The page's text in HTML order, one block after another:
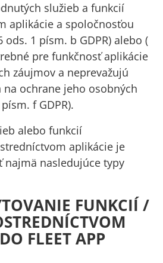
služieb a funkcií
aplikácie a spoločnosťou
ods. 1 písm. b GDPR) alebo (
pre funkčnosť aplikácie
záujmov a neprevažujú
ochrane jeho osobných
f GDPR).
alebo funkcií
aplikácie je
najmä nasledujúce typy
FUNKCIÍ /
FLEET APP